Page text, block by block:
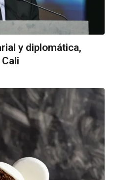
y diplomática,